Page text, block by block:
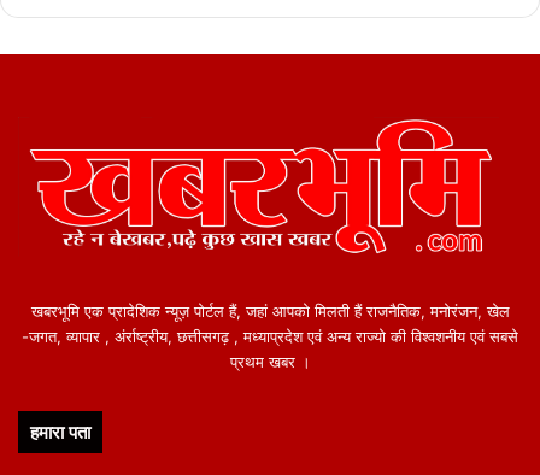
सदस्यता देकर पार्टी ने उन्हें बिना राज्यसभा भेजने की तैयारी में है ताकि ओबीसी
समुदाय को कर्नाटक के साथ-साथ देशभर में साधे रखा जा सके।
featured
खबरभूमि एक प्रादेशिक न्यूज़ पोर्टल हैं, जहां आपको मिलती हैं राजनैतिक, मनोरंजन, खेल
-जगत, व्यापार , अंर्राष्ट्रीय, छत्तीसगढ़ , मध्याप्रदेश एवं अन्य राज्यो की विश्वशनीय एवं सबसे
प्रथम खबर ।
हमारा पता